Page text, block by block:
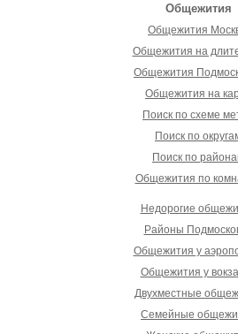
Общежития
Общежития
Общежития на
Общежития
Общежития на
Поиск по схеме
Поиск по
Поиск по
Общежития по
Недорогие
Районы
Общежития у
Общежития у
Двухместные
Семейные